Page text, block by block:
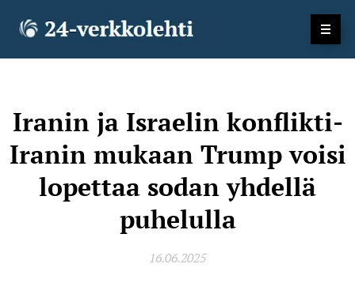
Iranin ja Israelin konflikti-
Iranin mukaan Trump voisi
lopettaa sodan yhdellä
puhelulla
16.06.2025